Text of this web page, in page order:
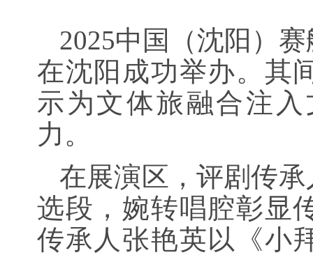
2025中国（沈阳）
在沈阳成功举办。其
示为文体旅融合注
力。
在展演区，评剧传
选段，婉转唱腔彰显
传承人张艳英以《小